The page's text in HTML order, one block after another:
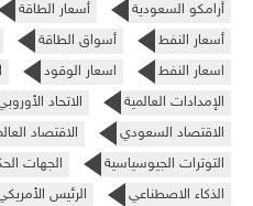
أرامكو السعودية أسعار الطاقة
أسعار النفط
أسواق الطاقة
اسعار النفط
اسعار الوقود
الإمدادات العالمية
الاتحاد
الاقتصاد السعودي
الاقتصاد
التوترات الجيوسياسية
الجهات
الذكاء الاصطناعي
الرئيس